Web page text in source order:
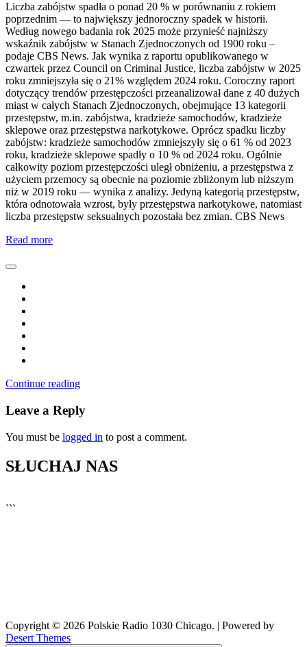
Liczba zabójstw spadła o ponad 20 % w porównaniu z rokiem
poprzednim — to największy jednoroczny spadek w historii.
Według nowego badania rok 2025 może przynieść najniższy
wskaźnik zabójstw w Stanach Zjednoczonych od 1900 roku –
podaje CBS News. Jak wynika z raportu opublikowanego w
czwartek przez Council on Criminal Justice, liczba zabójstw w 2025
roku zmniejszyła się o 21% względem 2024 roku. Coroczny raport
dotyczący trendów przestępczości przeanalizował dane z 40 dużych
miast w całych Stanach Zjednoczonych, obejmujące 13 kategorii
przestępstw, m.in. zabójstwa, kradzieże samochodów, kradzieże
sklepowe oraz przestępstwa narkotykowe. Oprócz spadku liczby
zabójstw: kradzieże samochodów zmniejszyły się o 61 % od 2023
roku, kradzieże sklepowe spadły o 10 % od 2024 roku. Ogólnie
całkowity poziom przestępczości uległ obniżeniu, a przestępstwa z
użyciem przemocy są obecnie na poziomie zbliżonym lub niższym
niż w 2019 roku — wynika z analizy. Jedyną kategorią przestępstw,
która odnotowała wzrost, były przestępstwa narkotykowe, natomiast
liczba przestępstw seksualnych pozostała bez zmian. CBS News
Read more
Continue reading
Leave a Reply
You must be logged in to post a comment.
SŁUCHAJ NAS
```
Copyright © 2026 Polskie Radio 1030 Chicago. | Powered by
Desert Themes